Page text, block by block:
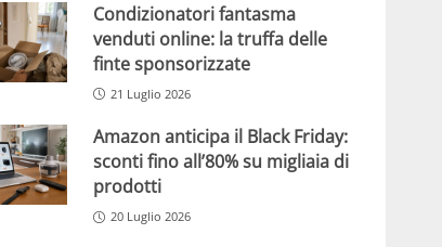
Condizionatori fantasma
venduti online: la truffa delle
finte sponsorizzate
21 Luglio 2026
Amazon anticipa il Black Friday:
sconti fino all’80% su migliaia di
prodotti
20 Luglio 2026